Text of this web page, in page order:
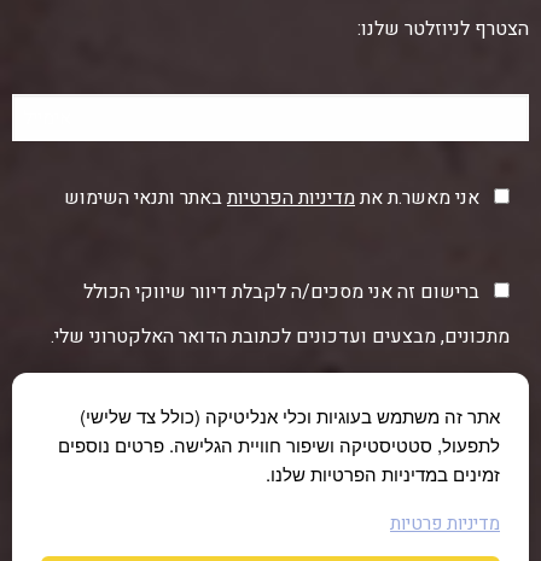
הצטרף לניוזלטר שלנו:
אני מאשר.ת אתמדיניות הפרטיותבאתר ותנאי השימוש
ברישום זה אני מסכים/ה לקבלת דיוור שיווקי הכולל
מתכונים, מבצעים ועדכונים לכתובת הדואר האלקטרוני שלי.
אתר זה משתמש בעוגיות וכלי אנליטיקה (כולל צד שלישי)
לתפעול, סטטיסטיקה ושיפור חוויית הגלישה. פרטים נוספים
זמינים במדיניות הפרטיות שלנו.
מדיניות פרטיות